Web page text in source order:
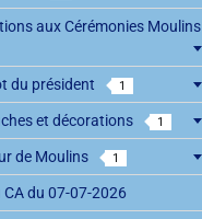
aux Cérémonies Moulins
du président 1
et décorations 1
de Moulins 1
CA du 07-07-2026